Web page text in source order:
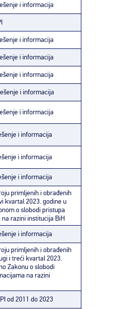
i informacija
i informacija
i informacija
i informacija
i informacija
i informacija
i informacija
i informacija
i informacija
primljenih i obrađenih
kvartal 2023. godine u
o slobodi pristupa
razini institucija BiH
i informacija
primljenih i obrađenih
i treći kvartal 2023.
Zakonu o slobodi
na razini
od 2011 do 2023